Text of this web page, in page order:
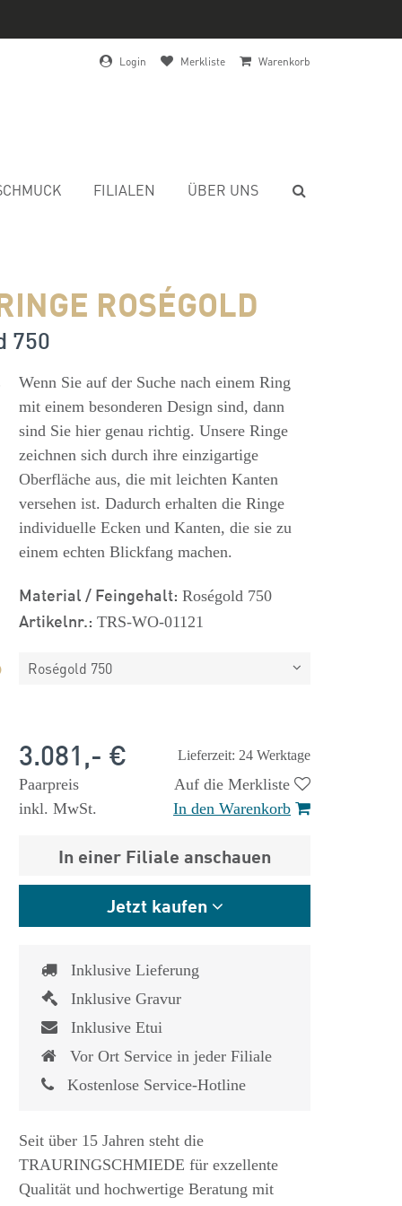
Login Merkliste Warenkorb
FILIALEN ÜBER UNS
ROSÉGOLD
750
Wenn Sie auf der Suche nach einem Ring
mit einem besonderen Design sind, dann
sind Sie hier genau richtig. Unsere Ringe
zeichnen sich durch ihre einzigartige
Oberfläche aus, die mit leichten Kanten
versehen ist. Dadurch erhalten die Ringe
individuelle Ecken und Kanten, die sie zu
einem echten Blickfang machen.
Material / Feingehalt: Roségold 750
Artikelnr.: TRS-WO-01121
Roségold 750
Lieferzeit: 24 Werktage
3.081,- €
Paarpreis
inkl. MwSt.
Auf die Merkliste
In den Warenkorb
In einer Filiale anschauen
Jetzt kaufen
Inklusive Lieferung
Inklusive Gravur
Inklusive Etui
Vor Ort Service in jeder Filiale
Kostenlose Service-Hotline
Seit über 15 Jahren steht die
TRAURINGSCHMIEDE für exzellente
Qualität und hochwertige Beratung mit